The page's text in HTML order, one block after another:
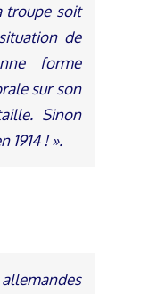
troupe soit
de
forme
sur son
Sinon
1914 ! ».